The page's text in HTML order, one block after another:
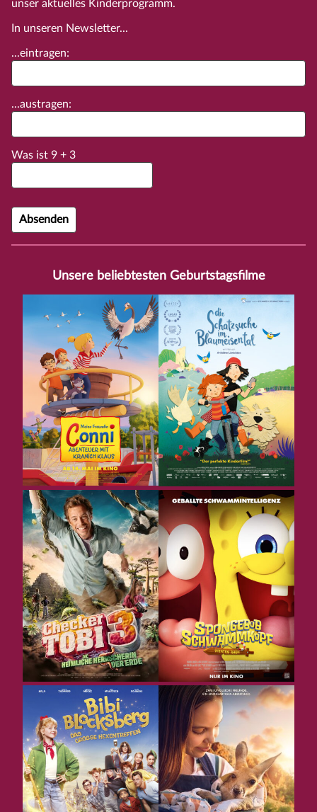
unser aktuelles Kinderprogramm.
In unseren Newsletter...
...eintragen:
...austragen:
Was ist 9 + 3
Unsere beliebtesten Geburtstagsfilme